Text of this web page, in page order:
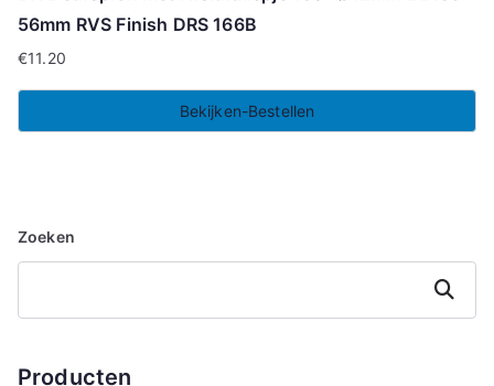
56mm RVS Finish DRS 166B
€11.20
Bekijken-Bestellen
Zoeken
Zoeken
Producten